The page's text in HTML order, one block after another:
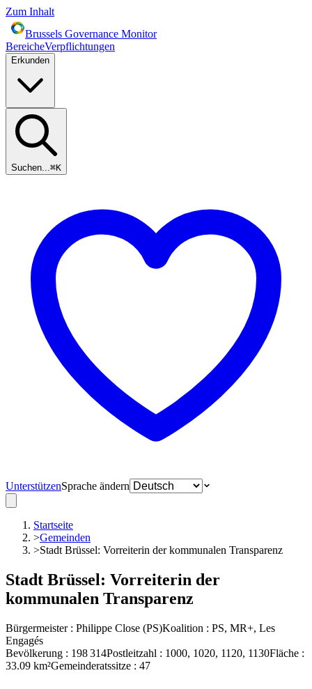
Zum Inhalt
Brussels Governance Monitor
BereicheVerpflichtungen
Erkunden
Suchen...⌘K
UnterstützenSprache ändern
Startseite
>Gemeinden
>Stadt Brüssel: Vorreiterin der kommunalen Transparenz
Stadt Brüssel: Vorreiterin der
kommunalen Transparenz
Bürgermeister: Philippe Close (PS)Koalition : PS, MR+, Les
Engagés
Bevölkerung : 198 314Postleitzahl : 1000, 1020, 1120, 1130Fläche :
33.09 km²Gemeinderatssitze : 47